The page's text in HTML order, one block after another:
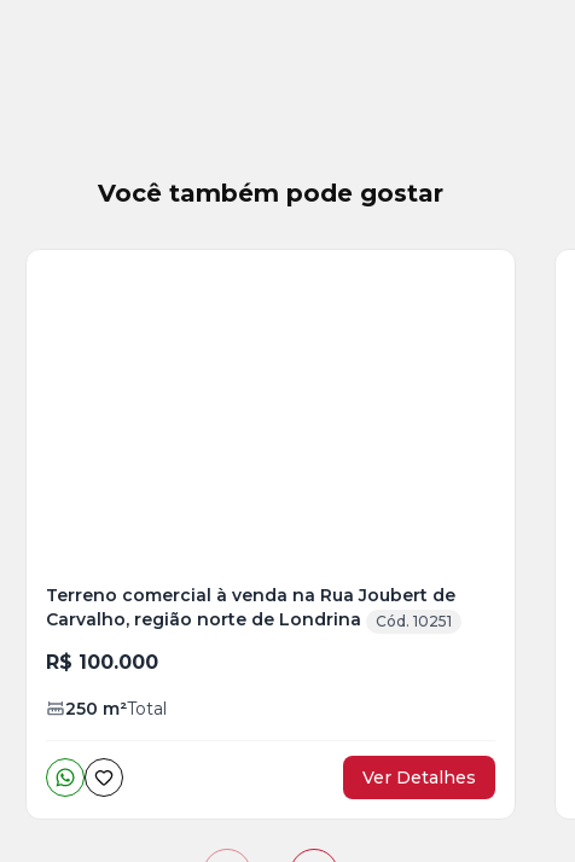
Você também pode gostar
Terreno comercial à venda na Rua Joubert de
Carvalho, região norte de Londrina
Cód. 10251
R$ 100.000
250 m²Total
Ver Detalhes